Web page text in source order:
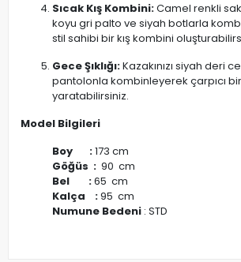
Sıcak Kış Kombini:Camel renkli
koyu gri palto ve siyah botlarla
stil sahibi bir kış kombini
Gece Şıklığı:Kazakınızı siyah deri
pantolonla kombinleyerek çarpıcı
yaratabilirsiniz.
Model Bilgileri
Boy :173 cm
Göğüs : 90 cm
Bel :65 cm
Kalça :95 cm
Numune Bedeni : STD